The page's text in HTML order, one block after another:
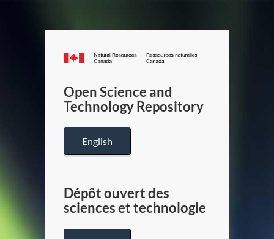
Canada.ca
/
Canada
Open Science and
Technology Repository
English
Dépôt ouvert des
sciences et technologie